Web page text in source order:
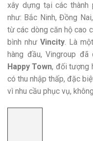
xây dựng tại các thành
như: Bắc Ninh, Đồng
từ các dòng căn hộ cao
bình như Vincity. Là
hàng đầu, Vingroup
Happy Town, đối tượng
có thu nhập thấp, đặc
vì nhu cầu phục vụ,